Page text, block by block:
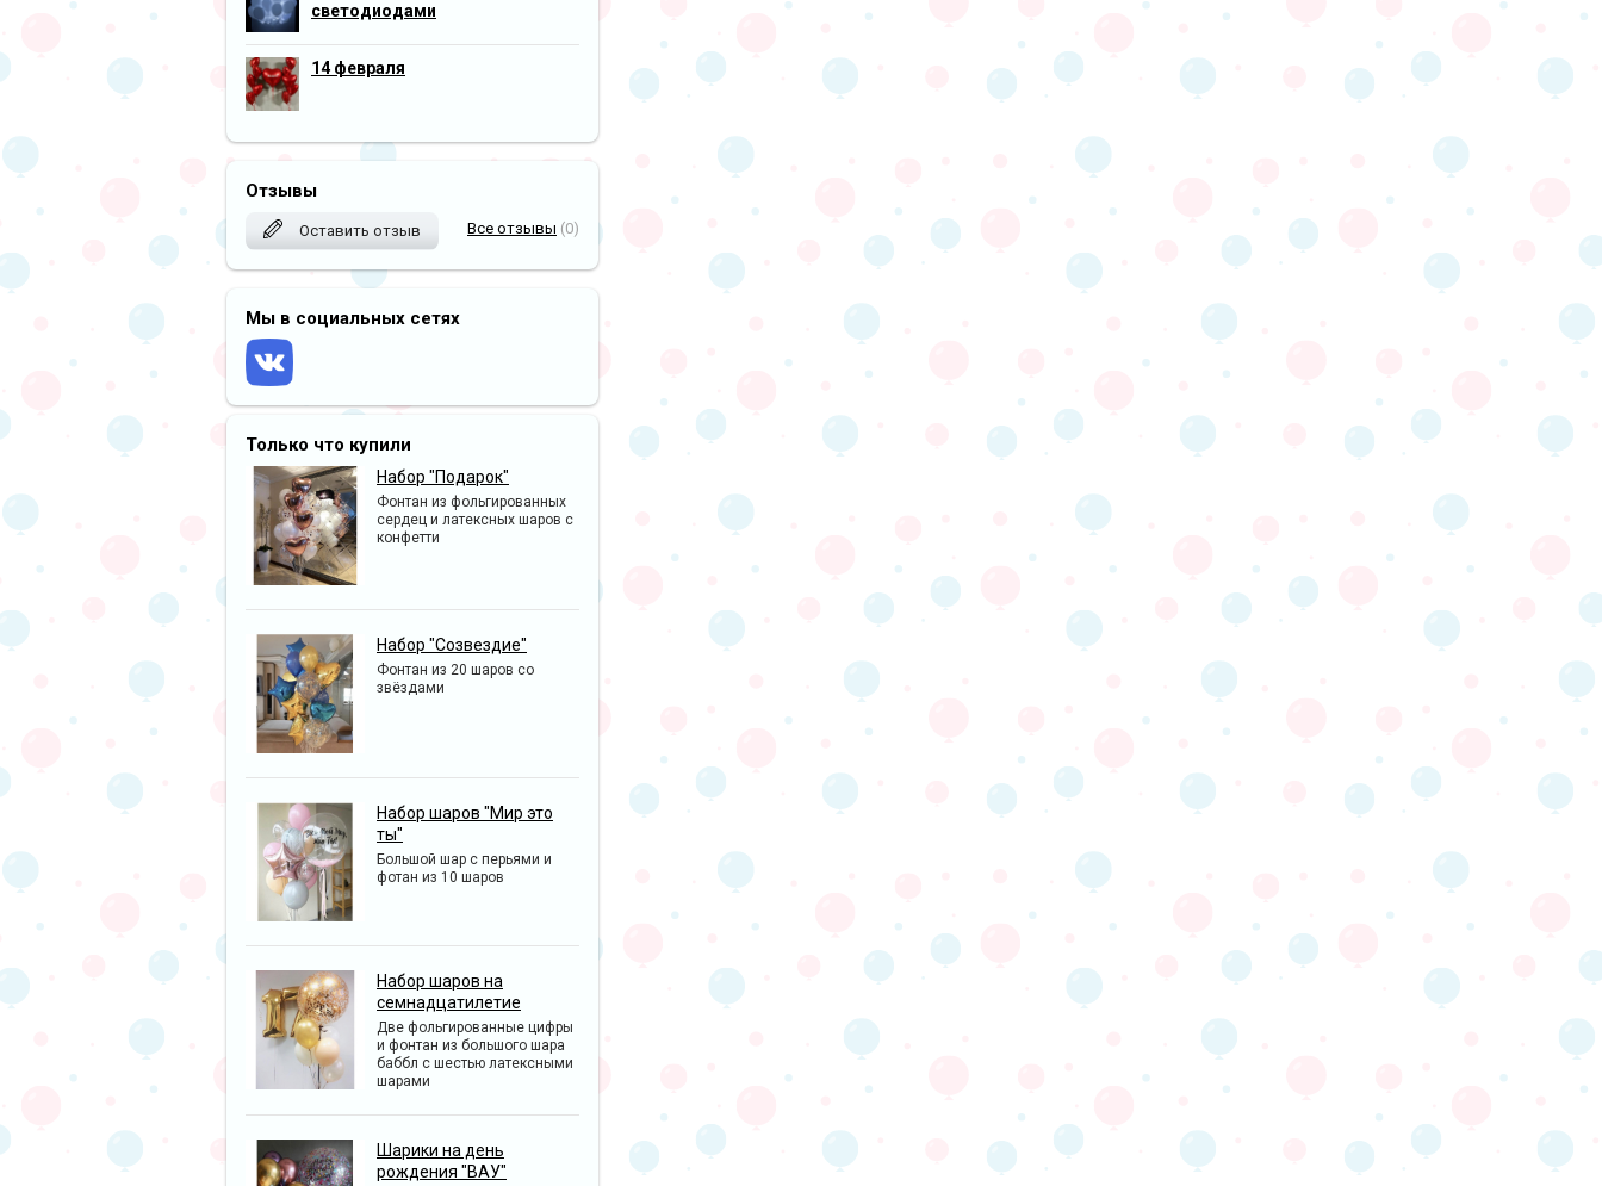
светодиодами
14 февраля
Отзывы
Оставить отзыв Все отзывы (0)
Мы в социальных сетях
Только что купили
Набор "Подарок"
Фонтан из фольгированных
сердец и латексных шаров с
конфетти
Набор "Созвездие"
Фонтан из 20 шаров со
звёздами
Набор шаров "Мир это
ты"
Большой шар с перьями и
фотан из 10 шаров
Набор шаров на
семнадцатилетие
Две фольгированные цифры
и фонтан из большого шара
баббл с шестью латексными
шарами
Шарики на день
рождения "ВАУ"